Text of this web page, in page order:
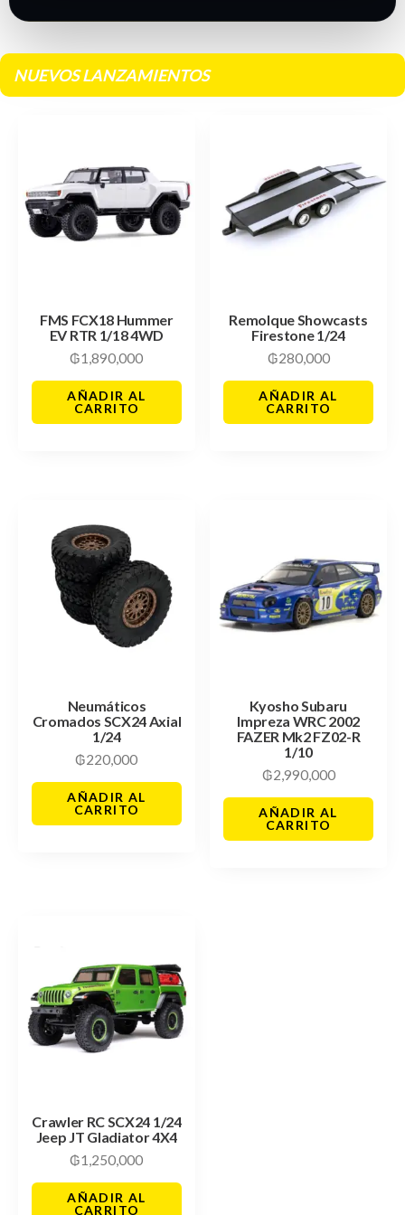
NUEVOS LANZAMIENTOS
FMS FCX18 Hummer
EV RTR 1/18 4WD
₲1,890,000
AÑADIR AL
CARRITO
Remolque Showcasts
Firestone 1/24
₲280,000
AÑADIR AL
CARRITO
Neumáticos
Cromados SCX24 Axial
1/24
₲220,000
AÑADIR AL
CARRITO
Kyosho Subaru
Impreza WRC 2002
FAZER Mk2 FZ02-R
1/10
₲2,990,000
AÑADIR AL
CARRITO
Crawler RC SCX24 1/24
Jeep JT Gladiator 4X4
₲1,250,000
AÑADIR AL
CARRITO